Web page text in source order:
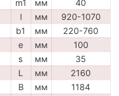
m1 мм
40
l мм
920-1070
b1 мм
220-760
e мм
100
s мм
35
L мм
2160
B мм
1184